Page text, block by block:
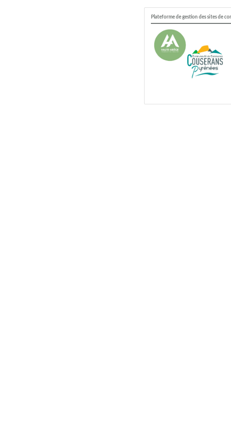
Plateforme de gestion des sites de